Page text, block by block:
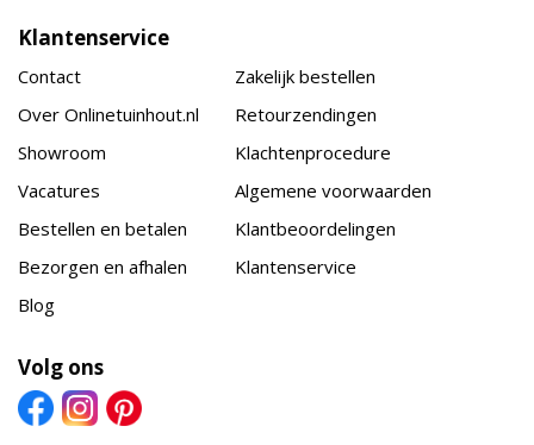
Klantenservice
Contact
Over Onlinetuinhout.nl
Showroom
Vacatures
Bestellen en betalen
Bezorgen en afhalen
Blog
Zakelijk bestellen
Retourzendingen
Klachtenprocedure
Algemene voorwaarden
Klantbeoordelingen
Klantenservice
Volg ons